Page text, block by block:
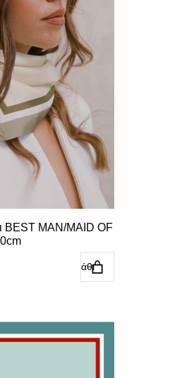
BEST MAN/MAID OF
Προσθήκη στο καλάθι